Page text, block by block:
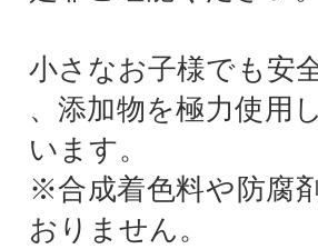
小さなお子様でも安
、添加物を極力使用
います。
※合成着色料や防腐
おりません。